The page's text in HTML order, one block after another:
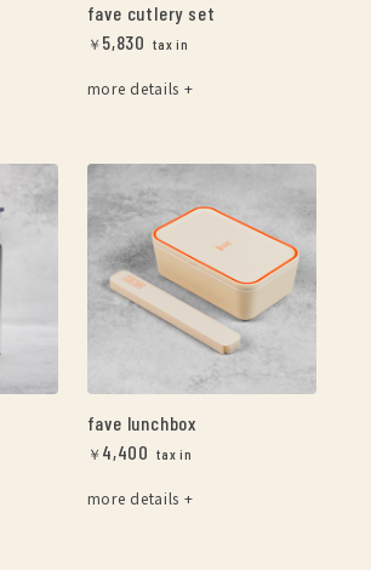
fave cutlery set
￥ 5,830
more details +
fave lunchbox
￥ 4,400
more details +